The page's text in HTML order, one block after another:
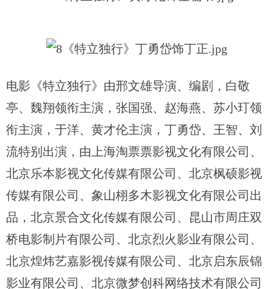
电影《特立独行》由邢文雄导演、编剧，白敬
亭、魏翔领衔主演，张国强、赵海燕、苏小玎领
衔主演，于洋、黄才伦主演，丁勇岱、王智、刘
流特别出演，由上海淘票票影视文化有限公司、
北京乐本影视文化传媒有限公司、北京枫硕影视
传媒有限公司、象山栩多木影视文化有限公司出
品，北京景合文化传媒有限公司、昆山市周庄双
桥电影制片有限公司、北京烈火影业有限公司、
北京煌炜艺嘉影视传媒有限公司、北京启东辰锦
影业有限公司、北京微梦创科网络技术有限公司